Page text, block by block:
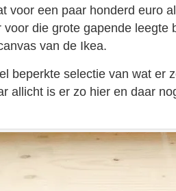
voor een paar honderd euro
die grote gapende leegte
van de Ikea.
beperkte selectie van wat er
allicht is er zo hier en daar